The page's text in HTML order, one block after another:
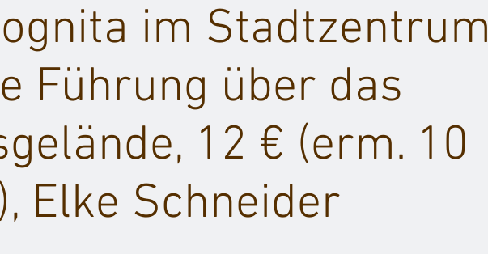
im Stadtzentrum
Führung über das
12 € (erm. 10
Elke Schneider